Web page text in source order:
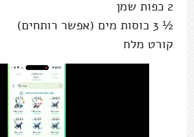
2 כפות שמן
½ 3 כוסות מים (אפשר רותחים)
קורט מלח